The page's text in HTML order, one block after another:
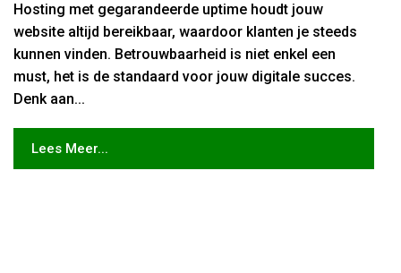
Hosting met gegarandeerde uptime houdt jouw
website altijd bereikbaar, waardoor klanten je steeds
kunnen vinden. Betrouwbaarheid is niet enkel een
must, het is de standaard voor jouw digitale succes.
Denk aan...
Lees Meer...